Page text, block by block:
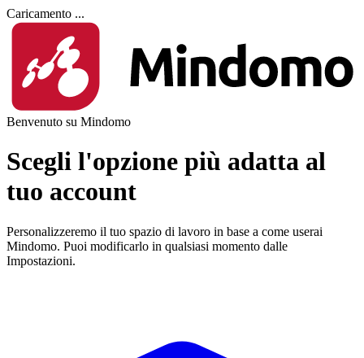
Caricamento ...
Benvenuto su Mindomo
Scegli l'opzione più adatta al
tuo account
Personalizzeremo il tuo spazio di lavoro in base a come userai
Mindomo. Puoi modificarlo in qualsiasi momento dalle
Impostazioni.